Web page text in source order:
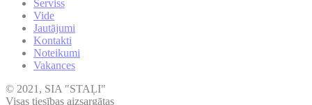
Serviss
Vide
Jautājumi
Kontakti
Noteikumi
Vakances
© 2021, SIA "STAĻI"
Visas tiesības aizsargātas